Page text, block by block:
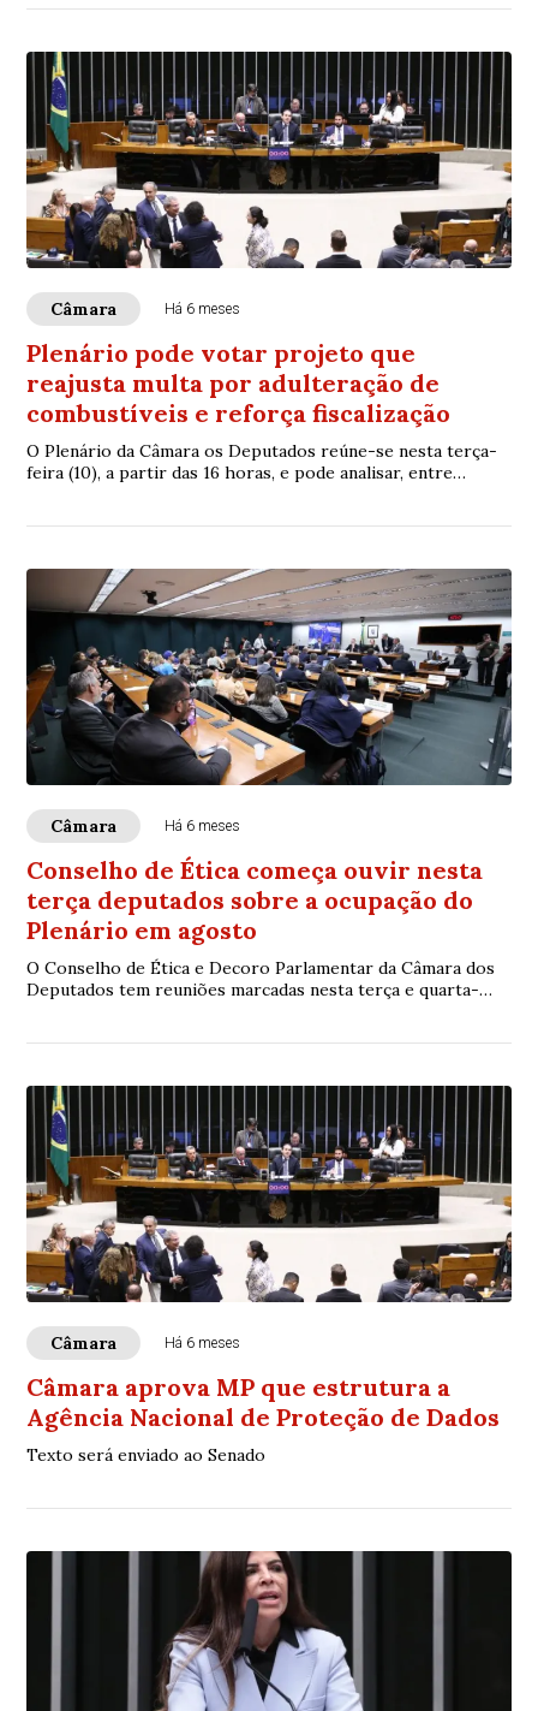
Câmara Há 6 meses
Plenário pode votar projeto que
reajusta multa por adulteração de
combustíveis e reforça fiscalização
O Plenário da Câmara os Deputados reúne-se nesta terça-
feira (10), a partir das 16 horas, e pode analisar, entre
Câmara Há 6 meses
Conselho de Ética começa ouvir nesta
terça deputados sobre a ocupação do
Plenário em agosto
O Conselho de Ética e Decoro Parlamentar da Câmara dos
Deputados tem reuniões marcadas nesta terça e quarta-
Câmara Há 6 meses
Câmara aprova MP que estrutura a
Agência Nacional de Proteção de Dados
Texto será enviado ao Senado